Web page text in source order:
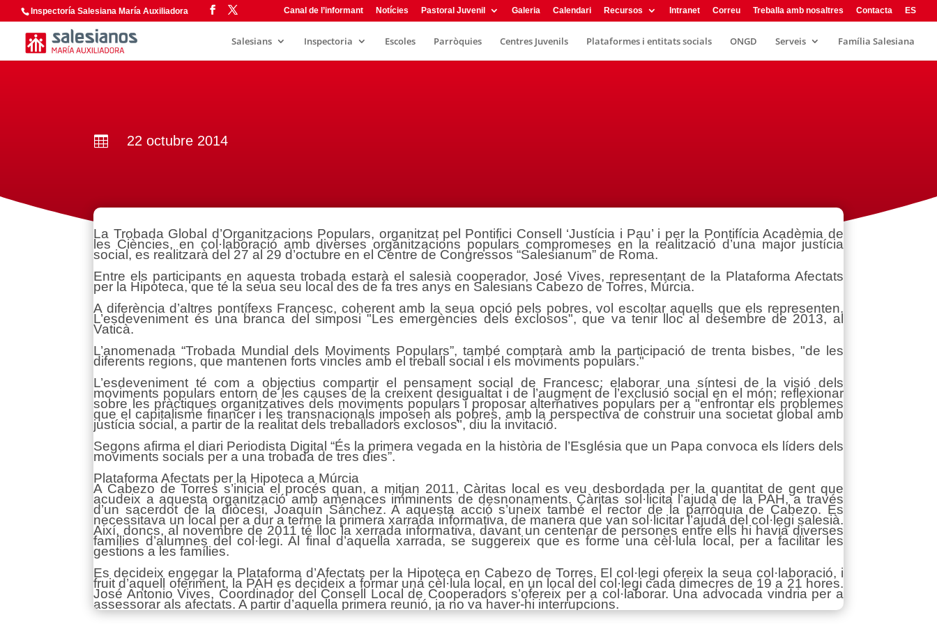
Inspectoría Salesiana María Auxiliadora Canal de l’informant Notícies Pastoral Juvenil Galeria Calendari Recursos Intranet Correu Treballa amb nosaltres Contacta ES
Salesians Inspectoria Escoles Parròquies Centres Juvenils Plataformes i entitats socials ONGD Serveis Família Salesiana
 22 octubre 2014
La Trobada Global d’Organitzacions Populars, organitzat pel Pontifici Consell ‘Justícia i Pau’ i per la Pontifícia Acadèmia de
les Ciències, en col·laboració amb diverses organitzacions populars compromeses en la realització d’una major justícia
social, es realitzarà del 27 al 29 d’octubre en el Centre de Congressos “Salesianum” de Roma.
Entre els participants en aquesta trobada estarà el salesià cooperador, José Vives, representant de la Plataforma Afectats
per la Hipoteca, que té la seua seu local des de fa tres anys en Salesians Cabezo de Torres, Múrcia.
A diferència d’altres pontífexs Francesc, coherent amb la seua opció pels pobres, vol escoltar aquells que els representen.
L’esdeveniment és una branca del simposi "Les emergències dels exclosos", que va tenir lloc al desembre de 2013, al
Vaticà.
L’anomenada “Trobada Mundial dels Moviments Populars”, també comptarà amb la participació de trenta bisbes, "de les
diferents regions, que mantenen forts vincles amb el treball social i els moviments populars."
L’esdeveniment té com a objectius compartir el pensament social de Francesc; elaborar una síntesi de la visió dels
moviments populars entorn de les causes de la creixent desigualtat i de l’augment de l’exclusió social en el món; reflexionar
sobre les pràctiques organitzatives dels moviments populars i proposar alternatives populars per a "enfrontar els problemes
que el capitalisme financer i les transnacionals imposen als pobres, amb la perspectiva de construir una societat global amb
justícia social, a partir de la realitat dels treballadors exclosos", diu la invitació.
Segons afirma el diari Periodista Digital “És la primera vegada en la història de l’Església que un Papa convoca els líders dels
moviments socials per a una trobada de tres dies”.
Plataforma Afectats per la Hipoteca a Múrcia
A Cabezo de Torres s’inicia el procés quan, a mitjan 2011, Càritas local es veu desbordada per la quantitat de gent que
acudeix a aquesta organització amb amenaces imminents de desnonaments. Càritas sol·licita l’ajuda de la PAH, a través
d’un sacerdot de la diòcesi, Joaquín Sánchez. A aquesta acció s’uneix també el rector de la parròquia de Cabezo. Es
necessitava un local per a dur a terme la primera xarrada informativa, de manera que van sol·licitar l’ajuda del col·legi salesià.
Així, doncs, al novembre de 2011 té lloc la xerrada informativa, davant un centenar de persones entre ells hi havia diverses
famílies d’alumnes del col·legi. Al final d’aquella xarrada, se suggereix que es forme una cèl·lula local, per a facilitar les
gestions a les famílies.
Es decideix engegar la Plataforma d’Afectats per la Hipoteca en Cabezo de Torres. El col·legi ofereix la seua col·laboració, i
fruit d’aquell oferiment, la PAH es decideix a formar una cèl·lula local, en un local del col·legi cada dimecres de 19 a 21 hores.
José Antonio Vives, Coordinador del Consell Local de Cooperadors s’ofereix per a col·laborar. Una advocada vindria per a
assessorar als afectats. A partir d’aquella primera reunió, ja no va haver-hi interrupcions.